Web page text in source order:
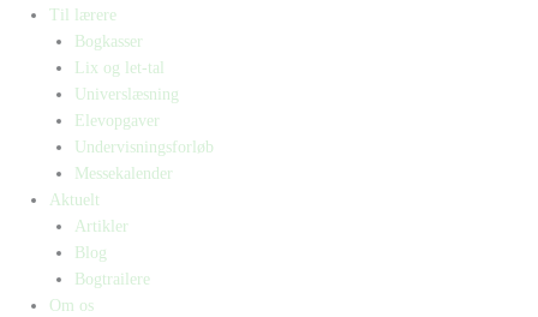
Til lærere
Bogkasser
Lix og let-tal
Universlæsning
Elevopgaver
Undervisningsforløb
Messekalender
Aktuelt
Artikler
Blog
Bogtrailere
Om os